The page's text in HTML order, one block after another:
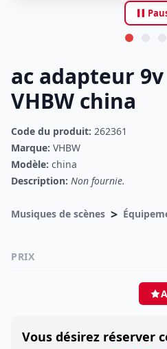
pause
ac adapteur
VHBW china
Code du produit: 262361
Marque: VHBW
Modèle: china
Description: Non fournie.
Musiques de scènes >
PRIX
Vous désirez réserver